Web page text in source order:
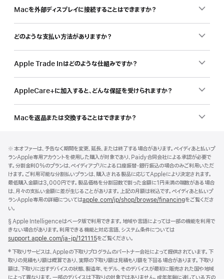
ど
Macを外部ディスプレイに接続することはできますか？
どのような支払い方法がありますか？
Apple Trade Inはどのような仕組みですか？
AppleCare+に加入すると、どんな保証を受けられますか？
Macを返品または交換することはできますか？
ッ
タ
ー
注
脚
注
※ 本オファーは、予告なく期間を変更、延長、または終了する場合があります。ペイディあと払いプ
ランApple専用アカウントを使用した購入が対象であり、Paidy合同会社による承認が必要で
す。分割金利0%のプランは、ペイディアプリによる口座振替・銀行振込の場合のみご利用いただ
けます。ご利用可能な分割払いプランは、購入される製品に応じてAppleにより決定されます。
最低購入金額は3,000円です。製品価格を分割回数で割った金額に1円未満の端数がある場合
は、月々の支払い金額に差が生じることがあります。上記の月額は税込です。ペイディあと払いプ
ランApple専用の詳細についてはapple.com/jp/shop/browse/financingをご覧くださ
い。
脚
注
§ Apple Intelligenceはベータ版で利用できます。地域や言語によっては一部の機能を利用で
きない場合があります。利用できる機能と対応言語、システム条件については
support.apple.com/ja-jp/121115（新
ウ
イ
ン
をご覧ください。
脚
注
‡ 下取りサービスは、Appleの下取りプログラムのパートナー会社によって提供されています。下
取りの見積もり額は概算であり、実際の下取り額は見積もり額を下回る場合があります。下取り
額は、下取りに出すデバイスの状態、製造年、モデル、そのデバイスが最初に販売された国や地域
によって異なります。一部のデバイスは下取りの対象ではありません。成年年齢に達している方の